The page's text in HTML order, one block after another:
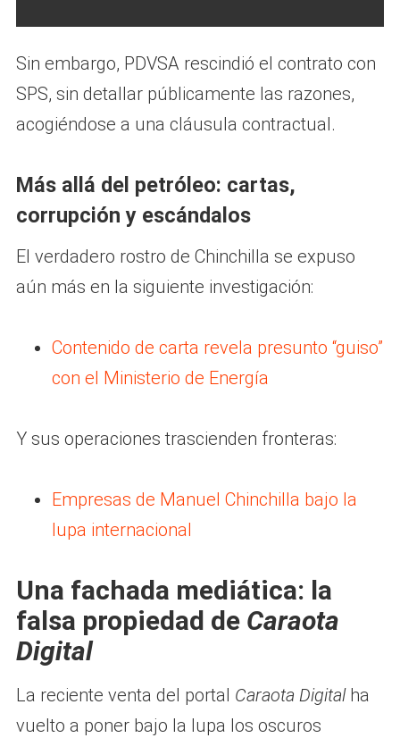
Sin embargo, PDVSA rescindió el contrato con
SPS, sin detallar públicamente las razones,
acogiéndose a una cláusula contractual.
Más allá del petróleo: cartas,
corrupción y escándalos
El verdadero rostro de Chinchilla se expuso
aún más en la siguiente investigación:
Contenido de carta revela presunto “guiso”
con el Ministerio de Energía
Y sus operaciones trascienden fronteras:
Empresas de Manuel Chinchilla bajo la
lupa internacional
Una fachada mediática: la
falsa propiedad de Caraota
Digital
La reciente venta del portal Caraota Digitalha
vuelto a poner bajo la lupa los oscuros